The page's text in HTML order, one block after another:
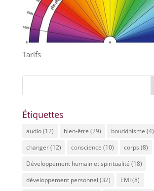
Tarifs
Étiquettes
audio(12) bien-être (29) bouddhisme (4)
changer(12) conscience (10) corps (8)
Développement humain et spiritualité (18)
développement personnel (32) EMI(8)